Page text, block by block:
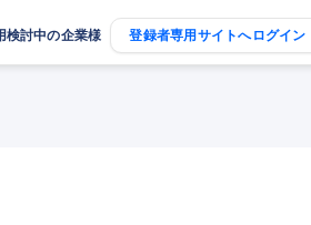
検討中の企業様 登録者専用サイトへログイン